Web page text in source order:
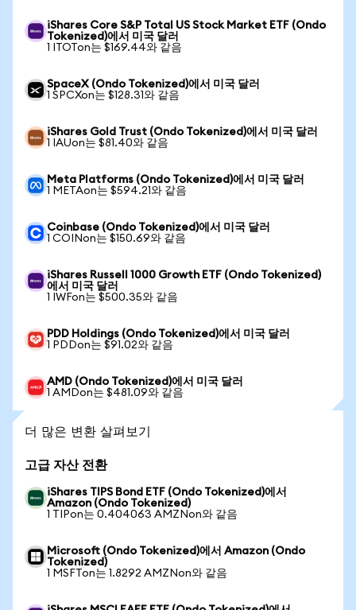
iShares Core S&P Total US Stock Market ETF (Ondo
Tokenized)에서 미국 달러
1 ITOTon는 $169.44와 같음
SpaceX (Ondo Tokenized)에서 미국 달러
1 SPCXon는 $128.31와 같음
iShares Gold Trust (Ondo Tokenized)에서 미국 달러
1 IAUon는 $81.40와 같음
Meta Platforms (Ondo Tokenized)에서 미국 달러
1 METAon는 $594.21와 같음
Coinbase (Ondo Tokenized)에서 미국 달러
1 COINon는 $150.69와 같음
iShares Russell 1000 Growth ETF (Ondo Tokenized)
에서 미국 달러
1 IWFon는 $500.35와 같음
PDD Holdings (Ondo Tokenized)에서 미국 달러
1 PDDon는 $91.02와 같음
AMD (Ondo Tokenized)에서 미국 달러
1 AMDon는 $481.09와 같음
더 많은 변환 살펴보기
고급 자산 전환
iShares TIPS Bond ETF (Ondo Tokenized)에서
Amazon (Ondo Tokenized)
1 TIPon는 0.404063 AMZNon와 같음
Microsoft (Ondo Tokenized)에서 Amazon (Ondo
Tokenized)
1 MSFTon는 1.8292 AMZNon와 같음